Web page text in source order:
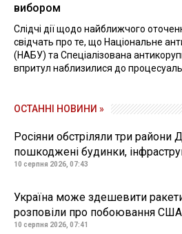
вибором
Слідчі дії щодо найближчого
свідчать про те, що Національне
(НАБУ) та Спеціалізована
впритул наблизилися до
ОСТАННІ НОВИНИ »
Росіяни обстріляли три райони
пошкоджені будинки,
10 серпня 2026, 07:43
Україна може здешевити
розповіли про побоювання США
10 серпня 2026, 07:41